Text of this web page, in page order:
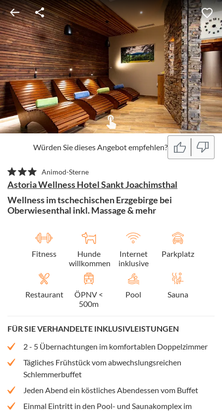
Würden Sie dieses Angebot empfehlen?
Animod-Sterne
Astoria Wellness Hotel Sankt Joachimsthal
Wellness im tschechischen Erzgebirge bei
Oberwiesenthal inkl. Massage & mehr
Fitness
Hunde
willkommen
Internet
inklusive
Parkplatz
Restaurant
ÖPNV <
500m
Pool Sauna
FÜR SIE VERHANDELTE INKLUSIVLEISTUNGEN
2 - 5 Übernachtungen im komfortablen Doppelzimmer
Tägliches Frühstück vom abwechslungsreichen
Schlemmerbuffet
Jeden Abend ein köstliches Abendessen vom Buffet
Einmal Eintritt in den Pool- und Saunakomplex im